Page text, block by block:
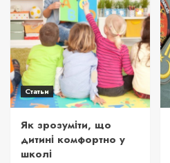
Статьи
Як зрозуміти, що
дитині комфортно у
школі